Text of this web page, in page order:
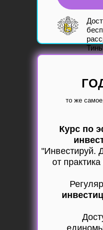
Курс по
"Инвестируй.
от
то же
б